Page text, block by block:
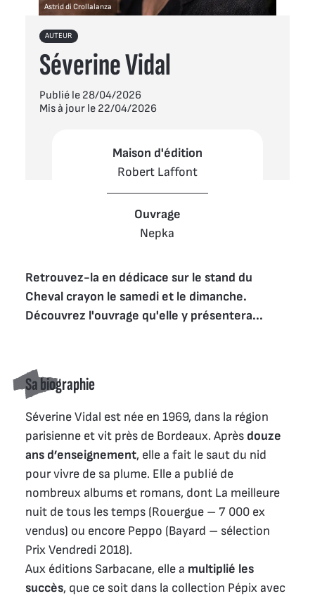
Astrid di Crollalanza
AUTEUR
Séverine Vidal
Publié le 28/04/2026
Mis à jour le 22/04/2026
Maison d'édition
Robert Laffont
Ouvrage
Nepka
Retrouvez-la en dédicace sur le stand du
Cheval crayon le samedi et le dimanche.
Découvrez l'ouvrage qu'elle y présentera...
Sa biographie
Séverine Vidal est née en 1969, dans la région
parisienne et vit près de Bordeaux. Après douze
ans d’enseignement, elle a fait le saut du nid
pour vivre de sa plume. Elle a publié de
nombreux albums et romans, dont La meilleure
nuit de tous les temps (Rouergue – 7 000 ex
vendus) ou encore Peppo (Bayard – sélection
Prix Vendredi 2018).
Aux éditions Sarbacane, elle a multiplié les
succès, que ce soit dans la collection Pépix avec